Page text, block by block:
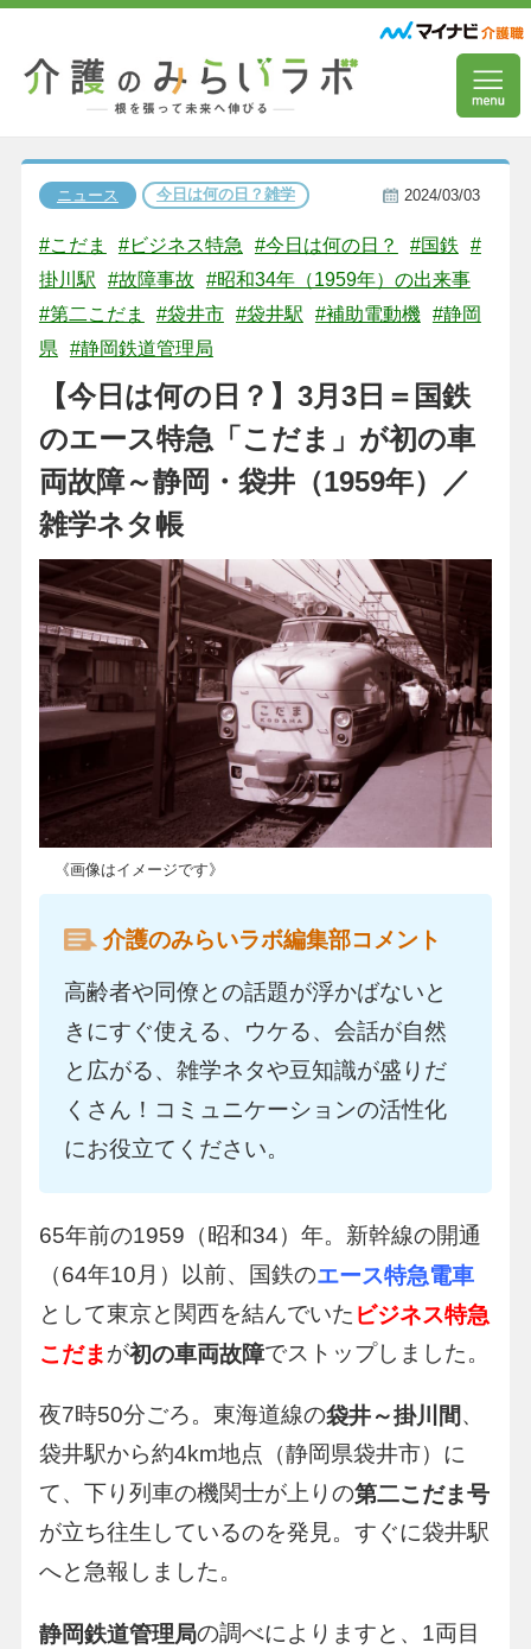
ニュース 今日は何の日？雑学 2024/03/03
#こだま #ビジネス特急 #今日は何の日？ #国鉄
#
掛川駅
#故障事故
#昭和34年（1959年）の出来事
#第二こだま
#袋井市 #袋井駅 #補助電動機 #静岡
県
#静岡鉄道管理局
【今日は何の日？】3月3日＝国鉄
のエース特急「こだま」が初の車
両故障～静岡・袋井（1959年）／
雑学ネタ帳
《画像はイメージです》
介護のみらいラボ編集部コメント
高齢者や同僚との話題が浮かばないと
きにすぐ使える、ウケる、会話が自然
と広がる、雑学ネタや豆知識が盛りだ
くさん！コミュニケーションの活性化
にお役立てください。
65年前の1959（昭和34）年。新幹線の開通
（64年10月）以前、国鉄のエース特急電車
として東京と関西を結んでいた ビジネス特急
こだま が初の車両故障でストップしました。
夜7時50分ごろ。東海道線の袋井～掛川間、
袋井駅から約4km地点（静岡県袋井市）に
て、下り列車の機関士が上りの第二こだま号
が立ち往生しているのを発見。すぐに袋井駅
へと急報しました。
静岡鉄道管理局の調べによりますと、1両目